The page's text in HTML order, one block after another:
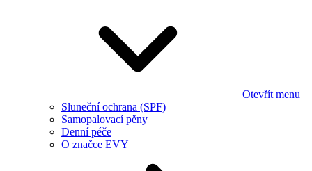
Otevřít menu
Sluneční ochrana (SPF)
Samopalovací pěny
Denní péče
O značce EVY